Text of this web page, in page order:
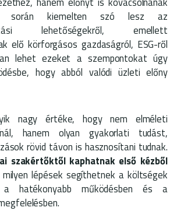
során kiemelten szó lesz az
lehetőségekről, emellett
elő körforgásos gazdaságról, ESG-ről
lehet ezeket a szempontokat úgy
hogy abból valódi üzleti előny
nagy értéke, hogy nem elméleti
hanem olyan gyakorlati tudást,
rövid távon is hasznosítani tudnak.
szakértőktől kaphatnak első kézből
milyen lépések segíthetnek a költségek
a hatékonyabb működésben és a